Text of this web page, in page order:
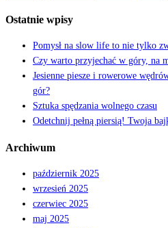
Ostatnie wpisy
Pomysł na slow life to nie tylko
Czy warto przyjechać w góry, na
Jesienne piesze i rowerowe
gór?
Sztuka spędzania wolnego czasu
Odetchnij pełną piersią! Twoja
Archiwum
październik 2025
wrzesień 2025
czerwiec 2025
maj 2025